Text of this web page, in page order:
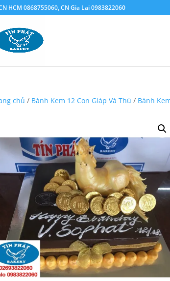
HCM 0868755060, CN Gia Lai 0983822060
chủ / Bánh Kem 12 Con Giáp Và Thú / Bánh